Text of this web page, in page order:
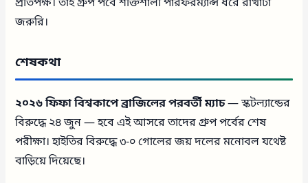
প্রতিপক্ষ। তাই গ্রুপ পর্বে শক্তিশালী পারফরম্যান্স ধরে রাখাটা
জরুরি।
শেষকথা
২০২৬ ফিফা বিশ্বকাপে ব্রাজিলের পরবর্তী ম্যাচ— স্কটল্যান্ডের
বিরুদ্ধে ২৪ জুন — হবে এই আসরে তাদের গ্রুপ পর্বের শেষ
পরীক্ষা। হাইতির বিরুদ্ধে ৩-০ গোলের জয় দলের মনোবল যথেষ্ট
বাড়িয়ে দিয়েছে।